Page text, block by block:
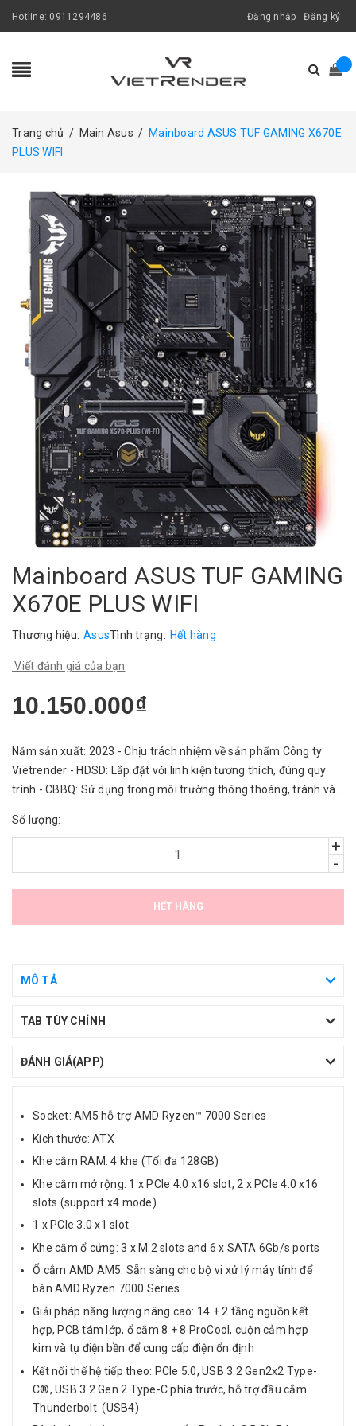
Hotline: 0911294486 Đăng nhập Đăng ký
Trang chủ / Main Asus / Mainboard ASUS TUF GAMING X670E
PLUS WIFI
Mainboard ASUS TUF GAMING
X670E PLUS WIFI
Thương hiệu: AsusTình trạng: Hết hàng
Viết đánh giá của bạn
10.150.000₫
Năm sản xuất: 2023 - Chịu trách nhiệm về sản phẩm Công ty
Vietrender - HDSD: Lắp đặt với linh kiện tương thích, đúng quy
trình - CBBQ: Sử dụng trong môi trường thông thoáng, tránh vào
Số lượng:
+
-
HẾT HÀNG
MÔ TẢ
TAB TÙY CHỈNH
ĐÁNH GIÁ(APP)
Socket: AM5 hỗ trợ AMD Ryzen™ 7000 Series
Kích thước: ATX
Khe cắm RAM: 4 khe (Tối đa 128GB)
Khe cắm mở rộng: 1 x PCIe 4.0 x16 slot, 2 x PCIe 4.0 x16
slots (support x4 mode)
1 x PCIe 3.0 x1 slot
Khe cắm ổ cứng: 3 x M.2 slots and 6 x SATA 6Gb/s ports
Ổ cắm AMD AM5: Sẵn sàng cho bộ vi xử lý máy tính để
bàn AMD Ryzen 7000 Series
Giải pháp năng lượng nâng cao: 14 + 2 tầng nguồn kết
hợp, PCB tám lớp, ổ cắm 8 + 8 ProCool, cuộn cảm hợp
kim và tụ điện bền để cung cấp điện ổn định
Kết nối thế hệ tiếp theo: PCIe 5.0, USB 3.2 Gen2x2 Type-
C®, USB 3.2 Gen 2 Type-C phía trước, hỗ trợ đầu cắm
Thunderbolt (USB4)